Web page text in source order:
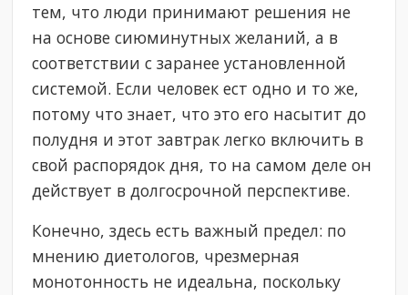
тем, что люди принимают решения не
на основе сиюминутных желаний, а в
соответствии с заранее установленной
системой. Если человек ест одно и то же,
потому что знает, что это его насытит до
полудня и этот завтрак легко включить в
свой распорядок дня, то на самом деле он
действует в долгосрочной перспективе.
Конечно, здесь есть важный предел: по
мнению диетологов, чрезмерная
монотонность не идеальна, поскольку